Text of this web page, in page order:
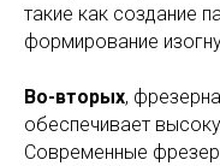
такие как создание
формирование
Во-вторых,
обеспечивает
Современные